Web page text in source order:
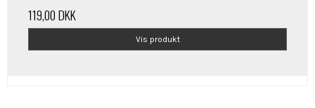
119,00 DKK
Vis produkt